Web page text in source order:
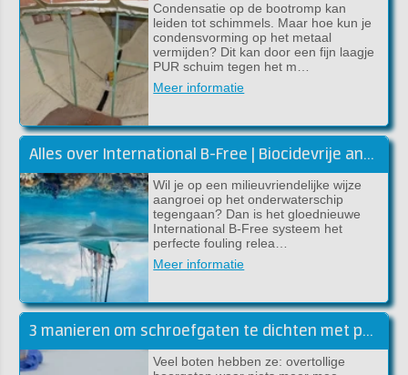
Condensatie op de bootromp kan
leiden tot schimmels. Maar hoe kun je
condensvorming op het metaal
vermijden? Dit kan door een fijn laagje
PUR schuim tegen het m…
Meer informatie
Alles over International B-Free | Biocidevrije antifouling
Wil je op een milieuvriendelijke wijze
aangroei op het onderwaterschip
tegengaan? Dan is het gloednieuwe
International B-Free systeem het
perfecte fouling relea…
Meer informatie
3 manieren om schroefgaten te dichten met polyester
Veel boten hebben ze: overtollige